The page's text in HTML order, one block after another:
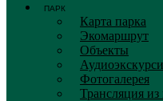
ПАРК
Карта парка
Экомаршрут
Объекты
Фотогалерея
Трансляция